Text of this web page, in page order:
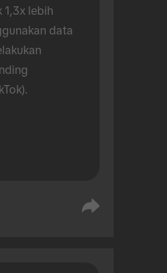
1,3x lebih
data